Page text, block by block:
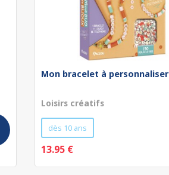
Mon bracelet à personnaliser
Loisirs créatifs
dès 10 ans
13.95 €